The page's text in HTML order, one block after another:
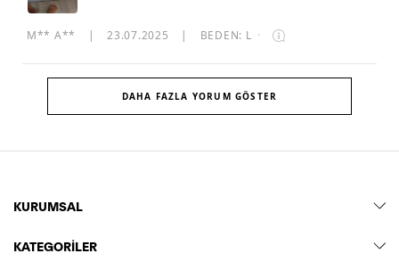
M** A** | 23.07.2025 | BEDEN: L ·
DAHA FAZLA YORUM GÖSTER
KURUMSAL
KATEGORİLER